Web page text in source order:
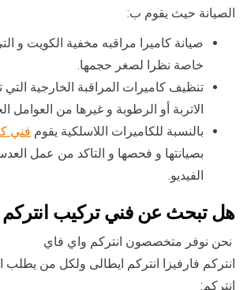
الصيانة حيث يقوم ب:
صيانة كاميرا مراقبه مخفية الكويت و
خاصة نظرا لصغر حجمها.
تنظيف كاميرات المراقبة الخارجية التي
الاتربة أو الرطوبة و غيرها من العوامل
بالنسبة للكاميرات اللاسلكية يقوم فني
بصيانتها و فحصها و التاكد من عمل
الفيديو.
هل تبحث عن فني تركيب انتركم
نحن نوفر متخصصون انتركم واي فاي
انتركم فارفيزا انتركم ايطالى ولكل من
انتركم: